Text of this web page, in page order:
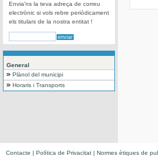
Envia'ns la teva adreça de correu
electrònic si vols rebre periòdicament
els titulars de la nostra entitat !
General
Plànol del municipi
Horaris i Transports
Contacte | Política de Privacitat | Normes ètiques de